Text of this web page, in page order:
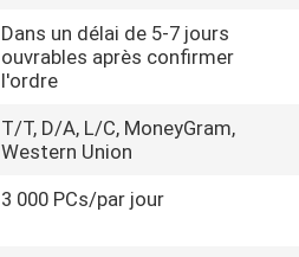
Dans un délai de 5-7 jours
ouvrables après confirmer
l'ordre
T/T, D/A, L/C, MoneyGram,
Western Union
3 000 PCs/par jour